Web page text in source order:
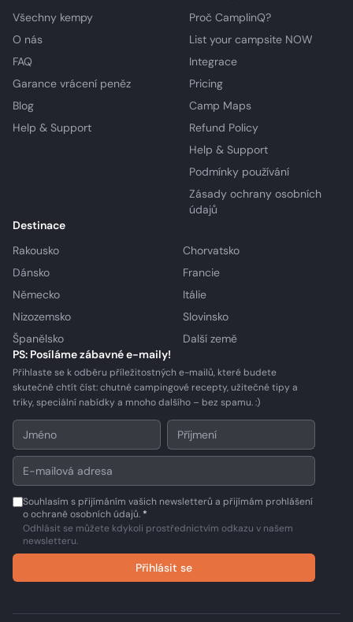
Všechny kempy
O nás
FAQ
Garance vrácení peněz
Blog
Help & Support
Proč CamplinQ?
List your campsite NOW
Integrace
Pricing
Camp Maps
Refund Policy
Help & Support
Podmínky používání
Zásady ochrany osobních
údajů
Destinace
Rakousko
Chorvatsko
Dánsko
Francie
Německo
Itálie
Nizozemsko
Slovinsko
Španělsko
Další země
PS: Posíláme zábavné e-maily!
Přihlaste se k odběru příležitostných e-mailů, které budete
skutečně chtít číst: chutné campingové recepty, užitečné tipy a
triky, speciální nabídky a mnoho dalšího – bez spamu. :)
Souhlasím s přijímáním vašich newsletterů a přijímám prohlášení
o ochraně osobních údajů. *
Odhlásit se můžete kdykoli prostřednictvím odkazu v našem
newsletteru.
Přihlásit se